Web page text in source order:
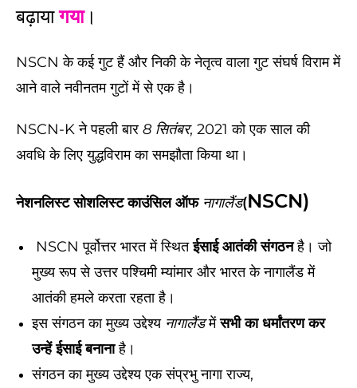
बढ़ायागया।
NSCN के कई गुट हैं और निकी के नेतृत्व वाला गुट संघर्ष विराम में
आने वाले नवीनतम गुटों में से एक है।
NSCN-K ने पहली बार 8 सितंबर, 2021 को एक साल की
अवधि के लिए युद्धविराम का समझौता किया था।
नेशनलिस्ट सोशलिस्ट काउंसिल ऑफ नागालैंड(NSCN)
NSCN पूर्वोत्तर भारत में स्थितईसाई आतंकी संगठनहै। जो
मुख्य रूप से उत्तर पश्चिमी म्यांमार और भारत के नागालैंड में
आतंकी हमले करता रहता है।
इस संगठन का मुख्य उद्देश्य नागालैंडमेंसभी का धर्मांतरण कर
उन्हें ईसाई बनानाहै।
संगठन का मुख्य उद्देश्य एक संप्रभु नागा राज्य,